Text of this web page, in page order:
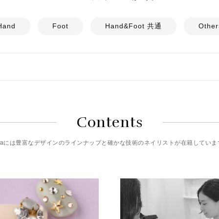
Foot Hand&Foot 共通
Contents
には豊富なデザインのラインナップと確かな技術のネイリストが在籍していま